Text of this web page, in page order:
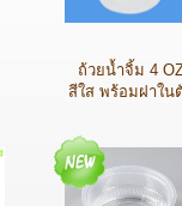
ถ้วยน้ำจิ้ม 4
สีใส พร้อมฝาใน